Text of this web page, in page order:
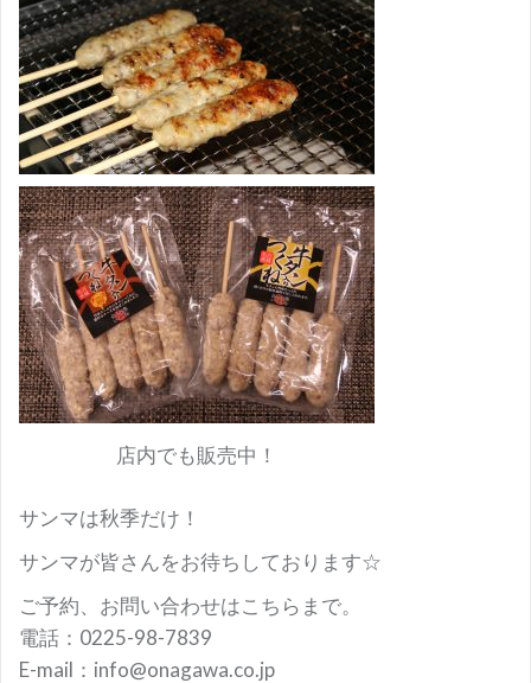
店内でも販売中！
サンマは秋季だけ！
サンマが皆さんをお待ちしております☆
ご予約、お問い合わせはこちらまで。
電話：0225-98-7839
E-mail：info@onagawa.co.jp